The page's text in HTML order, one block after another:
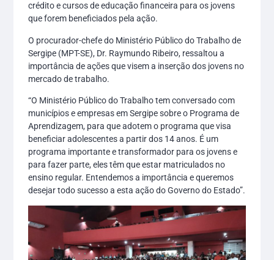
crédito e cursos de educação financeira para os jovens
que forem beneficiados pela ação.
O procurador-chefe do Ministério Público do Trabalho de
Sergipe (MPT-SE), Dr. Raymundo Ribeiro, ressaltou a
importância de ações que visem a inserção dos jovens no
mercado de trabalho.
“O Ministério Público do Trabalho tem conversado com
municípios e empresas em Sergipe sobre o Programa de
Aprendizagem, para que adotem o programa que visa
beneficiar adolescentes a partir dos 14 anos. É um
programa importante e transformador para os jovens e
para fazer parte, eles têm que estar matriculados no
ensino regular. Entendemos a importância e queremos
desejar todo sucesso a esta ação do Governo do Estado”.